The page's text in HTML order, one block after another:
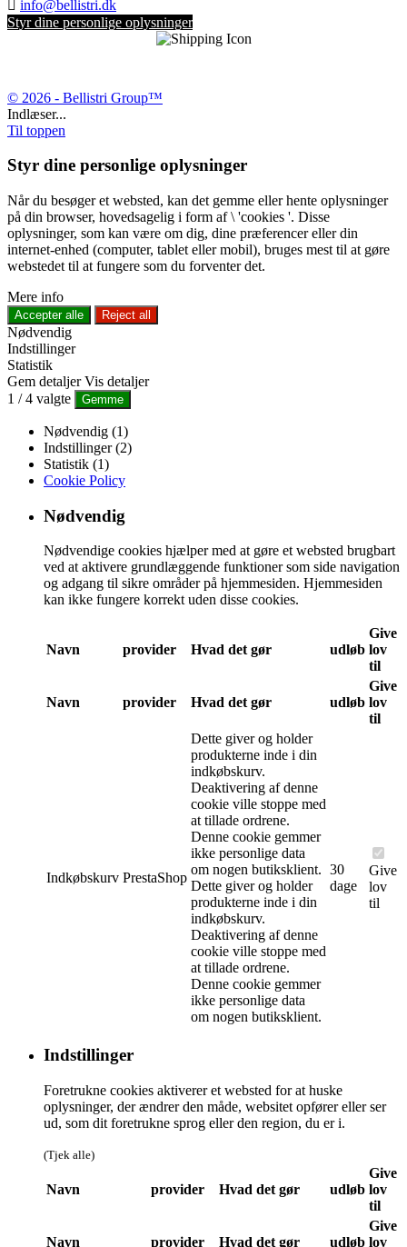
 info@bellistri.dk
Styr dine personlige oplysninger
© 2026 - Bellistri Group™
Indlæser...
Til toppen
Styr dine personlige oplysninger
Når du besøger et websted, kan det gemme eller hente oplysninger
på din browser, hovedsagelig i form af \ 'cookies '. Disse
oplysninger, som kan være om dig, dine præferencer eller din
internet-enhed (computer, tablet eller mobil), bruges mest til at gøre
webstedet til at fungere som du forventer det.
Mere info
Accepter alle Reject all
Nødvendig
Indstillinger
Statistik
Gem detaljer Vis detaljer
1 /4 valgte Gemme
Nødvendig (1)
Indstillinger (2)
Statistik (1)
Cookie Policy
Nødvendig
Nødvendige cookies hjælper med at gøre et websted brugbart
ved at aktivere grundlæggende funktioner som side navigation
og adgang til sikre områder på hjemmesiden. Hjemmesiden
kan ikke fungere korrekt uden disse cookies.
Navn provider Hvad det gør udløb
Give
lov
til
Navn provider Hvad det gør udløb
Give
lov
til
Indkøbskurv PrestaShop
Dette giver og holder
produkterne inde i din
indkøbskurv.
Deaktivering af denne
cookie ville stoppe med
at tillade ordrene.
Denne cookie gemmer
ikke personlige data
om nogen butiksklient.
Dette giver og holder
produkterne inde i din
indkøbskurv.
Deaktivering af denne
cookie ville stoppe med
at tillade ordrene.
Denne cookie gemmer
ikke personlige data
om nogen butiksklient.
30
dage
Give
lov
til
Indstillinger
Foretrukne cookies aktiverer et websted for at huske
oplysninger, der ændrer den måde, websitet opfører eller ser
ud, som dit foretrukne sprog eller den region, du er i.
(Tjek alle)
Navn provider Hvad det gør udløb
Give
lov
til
Navn provider Hvad det gør udløb
Give
lov